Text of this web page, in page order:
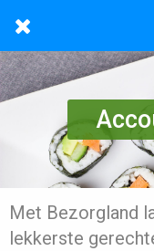
Met Bezorgland
lekkerste